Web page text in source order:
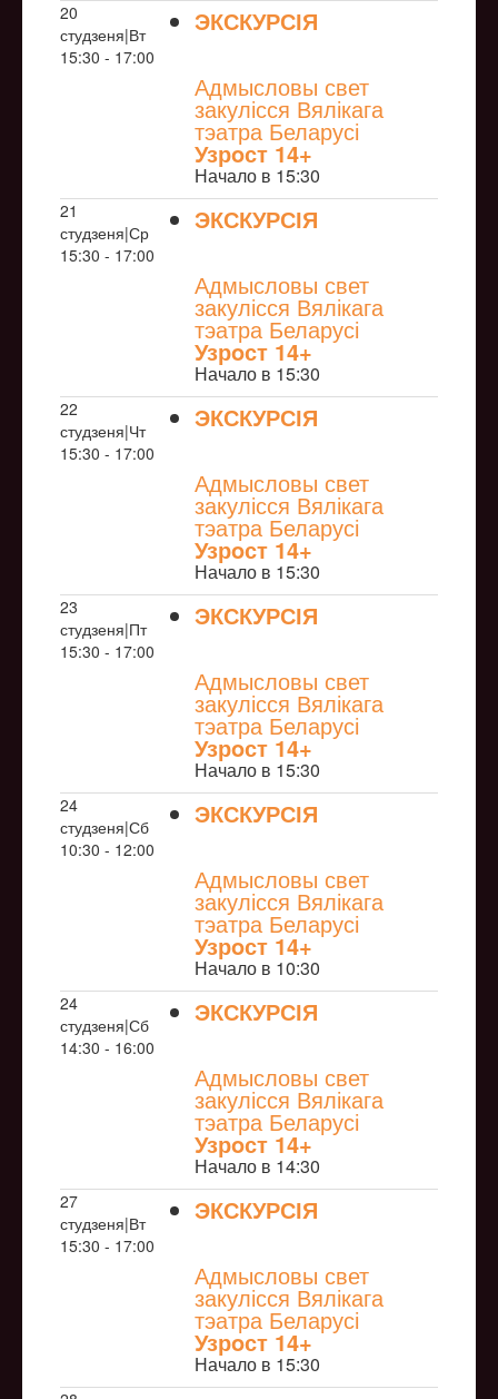
20
студзеня|Вт
15:30 - 17:00
ЭКСКУРСІЯ
Адмысловы свет
закулісся Вялікага
тэатра Беларусі
Узрoст 14+
Начало в 15:30
21
студзеня|Ср
15:30 - 17:00
ЭКСКУРСІЯ
Адмысловы свет
закулісся Вялікага
тэатра Беларусі
Узрoст 14+
Начало в 15:30
22
студзеня|Чт
15:30 - 17:00
ЭКСКУРСІЯ
Адмысловы свет
закулісся Вялікага
тэатра Беларусі
Узрoст 14+
Начало в 15:30
23
студзеня|Пт
15:30 - 17:00
ЭКСКУРСІЯ
Адмысловы свет
закулісся Вялікага
тэатра Беларусі
Узрoст 14+
Начало в 15:30
24
студзеня|Сб
10:30 - 12:00
ЭКСКУРСІЯ
Адмысловы свет
закулісся Вялікага
тэатра Беларусі
Узрoст 14+
Начало в 10:30
24
студзеня|Сб
14:30 - 16:00
ЭКСКУРСІЯ
Адмысловы свет
закулісся Вялікага
тэатра Беларусі
Узрoст 14+
Начало в 14:30
27
студзеня|Вт
15:30 - 17:00
ЭКСКУРСІЯ
Адмысловы свет
закулісся Вялікага
тэатра Беларусі
Узрoст 14+
Начало в 15:30